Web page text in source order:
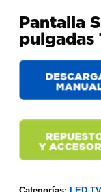
Pantalla
pulgadas